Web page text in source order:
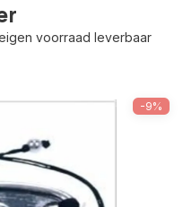
voorraad leverbaar
-9%